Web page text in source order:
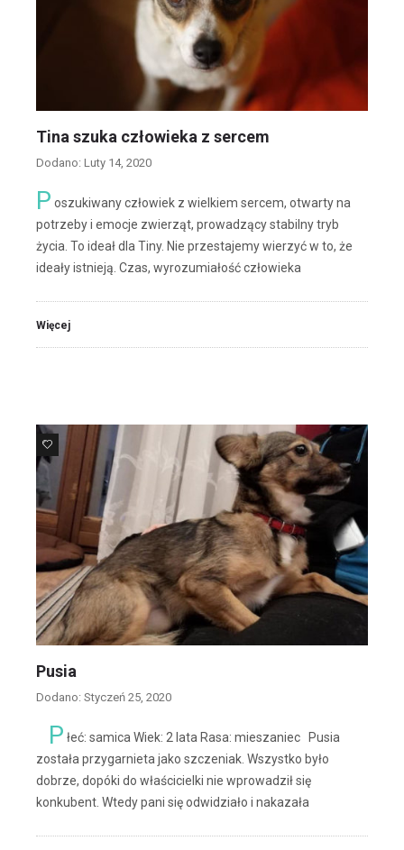
Tina szuka człowieka z sercem
Dodano: Luty 14, 2020
P oszukiwany człowiek z wielkiem sercem, otwarty na
potrzeby i emocje zwierząt, prowadzący stabilny tryb
życia. To ideał dla Tiny. Nie przestajemy wierzyć w to, że
ideały istnieją. Czas, wyrozumiałość człowieka
Więcej
12
Pusia
Dodano: Styczeń 25, 2020
P łeć: samica Wiek: 2 lata Rasa: mieszaniec Pusia
została przygarnieta jako szczeniak. Wszystko było
dobrze, dopóki do właścicielki nie wprowadził się
konkubent. Wtedy pani się odwidziało i nakazała